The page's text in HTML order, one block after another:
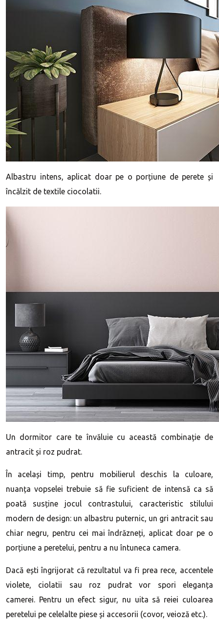
Albastru intens, aplicat doar pe o porțiune de perete și
încălzit de textile ciocolatii.
Un dormitor care te învăluie cu această combinație de
antracit și roz pudrat.
În același timp, pentru mobilierul deschis la culoare,
nuanța vopselei trebuie să fie suficient de intensă ca să
poată susține jocul contrastului, caracteristic stilului
modern de design: un albastru puternic, un gri antracit sau
chiar negru, pentru cei mai îndrăzneți, aplicat doar pe o
porțiune a peretelui, pentru a nu întuneca camera.
Dacă ești îngrijorat că rezultatul va fi prea rece, accentele
violete, ciolatii sau roz pudrat vor spori eleganța
camerei. Pentru un efect sigur, nu uita să reiei culoarea
peretelui pe celelalte piese și accesorii (covor, veioză etc.).